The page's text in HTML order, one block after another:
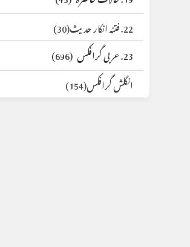
22. فتنہ انکار حدیث
(30)
23. عربی گرافکس
(696)
انگلش گرافکس(154)